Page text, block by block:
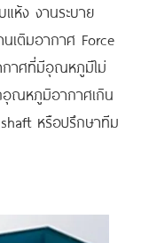
แห้ง งานระบาย
เติมอากาศ Force
กาศที่มีอุณหภูมิไม่
อุณหภูมิอากาศเกิน
หรือปรึกษาทีม